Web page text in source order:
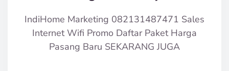
IndiHome Marketing 082131487471 Sales
Internet Wifi Promo Daftar Paket Harga
Pasang Baru SEKARANG JUGA